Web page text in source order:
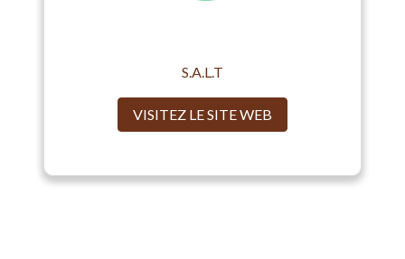
S.A.L.T
VISITEZ LE SITE WEB